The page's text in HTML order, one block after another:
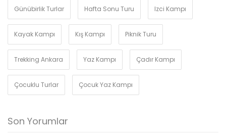
Günübirlik Turlar Hafta Sonu Turu Izci Kampı
Kayak Kampı Kış Kampı Piknik Turu
Trekking Ankara Yaz Kampı Çadır Kampı
Çocuklu Turlar Çocuk Yaz Kampı
Son Yorumlar